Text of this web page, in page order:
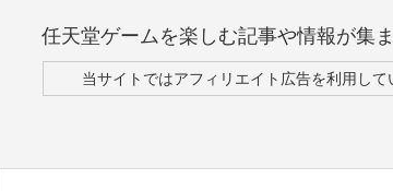
任天堂ゲームを楽しむ記事や情報が集
当サイトではアフィリエイト広告を利用して